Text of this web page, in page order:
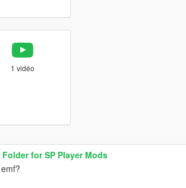
1 vidéo
for SP Player Mods